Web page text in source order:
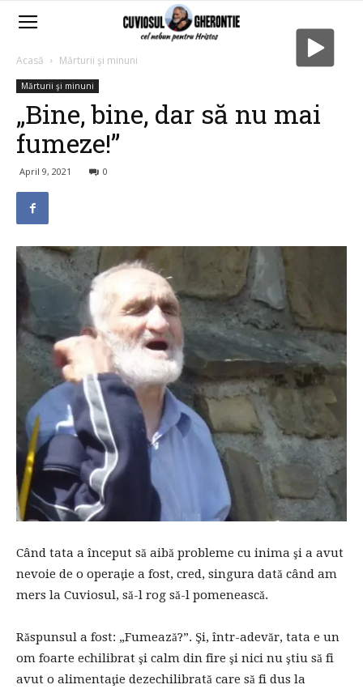
Acasă Mărturii şi minuni
Mărturii şi minuni
„Bine, bine, dar să nu mai
fumeze!”
April 9, 2021 0
Când tata a început să aibă probleme cu inima şi a avut
nevoie de o operaţie a fost, cred, singura dată când am
mers la Cuviosul, să-l rog să-l pomenească.
Răspunsul a fost: „Fumează?”. Şi, într-adevăr, tata e un
om foarte echilibrat şi calm din fire şi nici nu ştiu să fi
avut o alimentaţie dezechilibrată care să fi dus la